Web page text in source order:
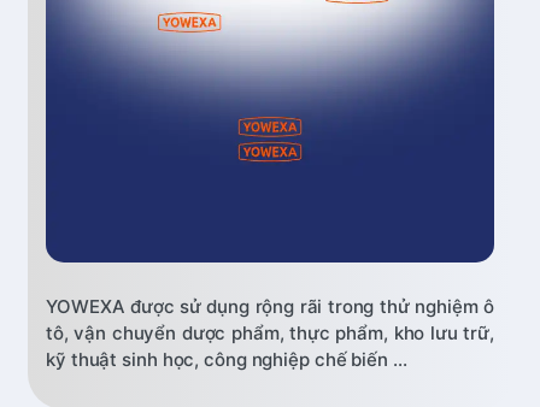
YOWEXA được sử dụng rộng rãi trong thử nghiệm ô
tô, vận chuyển dược phẩm, thực phẩm, kho lưu trữ,
kỹ thuật sinh học, công nghiệp chế biến ...